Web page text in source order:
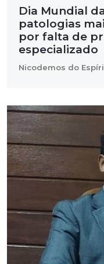
Dia Mundial
patologias
por falta de
especializado
Nicodemos do